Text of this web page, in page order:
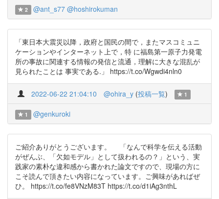
2 @ant_s77 @hoshirokuman
「東日本大震災以降，政府と国民の間で，またマスコミュニ
ケーションやインターネット上で，特 に福島第一原子力発電
所の事故に関連する情報の発信と流通，理解に大きな混乱が
見られたことは 事実である.」 https://t.co/Wgwdi4nln0
2022-06-22 21:04:10 @ohira_y (投稿一覧) 1
1 @genkuroki
ご紹介ありがとうございます。 「なんで科学を伝える活動
がぜんぶ、「欠如モデル」として扱われるの？」という、実
践家の素朴な違和感から書かれた論文ですので、現場の方に
こそ読んで頂きたい内容になっています。ご興味があればぜ
ひ。 https://t.co/fe8VNzM83T https://t.co/d1iAg3nthL